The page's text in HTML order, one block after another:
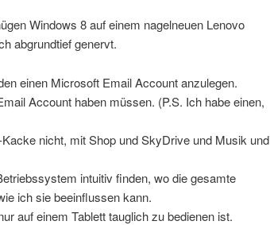
Windows 8 auf einem nagelneuen Lenovo
abgrundtief genervt.
einen Microsoft Email Account anzulegen.
Account haben müssen. (P.S. Ich habe einen,
nicht, mit Shop und SkyDrive und Musik und
intuitiv finden, wo die gesamte
ich sie beeinflussen kann.
auf einem Tablett tauglich zu bedienen ist.